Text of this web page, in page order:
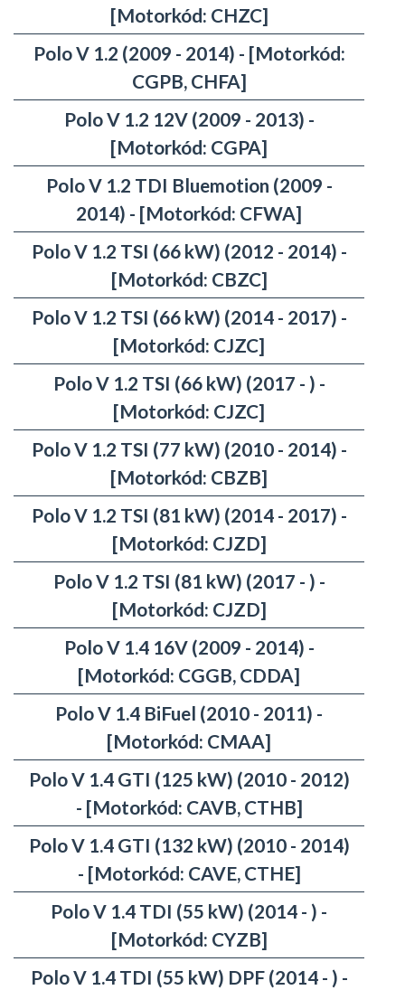
[Motorkód: CHZC]
Polo V 1.2 (2009 - 2014) - [Motorkód:
CGPB, CHFA]
Polo V 1.2 12V (2009 - 2013) -
[Motorkód: CGPA]
Polo V 1.2 TDI Bluemotion (2009 -
2014) - [Motorkód: CFWA]
Polo V 1.2 TSI (66 kW) (2012 - 2014) -
[Motorkód: CBZC]
Polo V 1.2 TSI (66 kW) (2014 - 2017) -
[Motorkód: CJZC]
Polo V 1.2 TSI (66 kW) (2017 - ) -
[Motorkód: CJZC]
Polo V 1.2 TSI (77 kW) (2010 - 2014) -
[Motorkód: CBZB]
Polo V 1.2 TSI (81 kW) (2014 - 2017) -
[Motorkód: CJZD]
Polo V 1.2 TSI (81 kW) (2017 - ) -
[Motorkód: CJZD]
Polo V 1.4 16V (2009 - 2014) -
[Motorkód: CGGB, CDDA]
Polo V 1.4 BiFuel (2010 - 2011) -
[Motorkód: CMAA]
Polo V 1.4 GTI (125 kW) (2010 - 2012)
- [Motorkód: CAVB, CTHB]
Polo V 1.4 GTI (132 kW) (2010 - 2014)
- [Motorkód: CAVE, CTHE]
Polo V 1.4 TDI (55 kW) (2014 - ) -
[Motorkód: CYZB]
Polo V 1.4 TDI (55 kW) DPF (2014 - ) -